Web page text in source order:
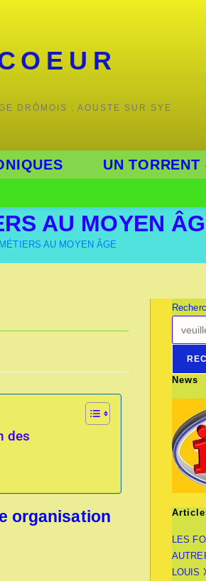
DRÔMOIS : AOUSTE SUR SYE
UN
AU MOYEN
AU MOYEN ÂGE
des
organisation
News
LES
LOUIS